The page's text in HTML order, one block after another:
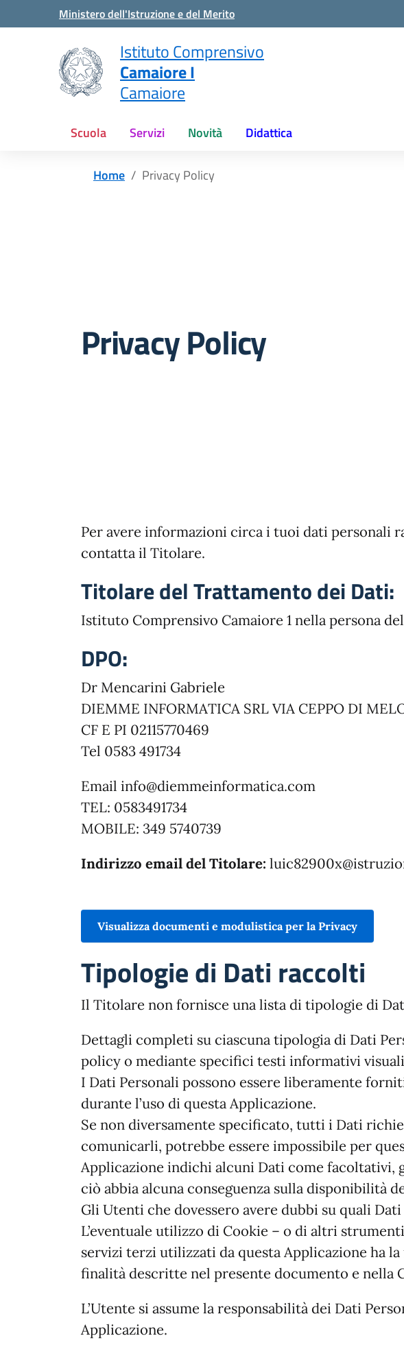
Vai ai contenuti
Vai al menu di navigazione
Ministero dell'Istruzione e del Merito
Istituto Comprensivo
Camaiore I
Camaiore
Scuola Servizi Novità Didattica
Home Privacy Policy
Privacy Policy
Per avere informazioni circa i tuoi dati personali
contatta il Titolare.
Titolare del Trattamento dei Dati:
Istituto Comprensivo Camaiore 1 nella persona
DPO:
Dr Mencarini Gabriele
DIEMME INFORMATICA SRL VIA CEPPO DI
CF E PI 02115770469
Tel 0583 491734
Email info@diemmeinformatica.com
TEL: 0583491734
MOBILE: 349 5740739
Indirizzo email del Titolare:
Visualizza documenti e modulistica per la Privacy
Tipologie di Dati raccolti
Il Titolare non fornisce una lista di tipologie di
Dettagli completi su ciascuna tipologia di Dati
policy o mediante specifici testi informativi
I Dati Personali possono essere liberamente
durante l’uso di questa Applicazione.
Se non diversamente specificato, tutti i Dati
comunicarli, potrebbe essere impossibile per
Applicazione indichi alcuni Dati come facoltativi,
ciò abbia alcuna conseguenza sulla disponibilità
Gli Utenti che dovessero avere dubbi su quali
L’eventuale utilizzo di Cookie – o di altri
servizi terzi utilizzati da questa Applicazione ha
finalità descritte nel presente documento e nella
L’Utente si assume la responsabilità dei Dati
Applicazione.